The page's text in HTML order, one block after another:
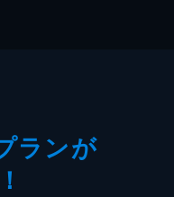
ランが